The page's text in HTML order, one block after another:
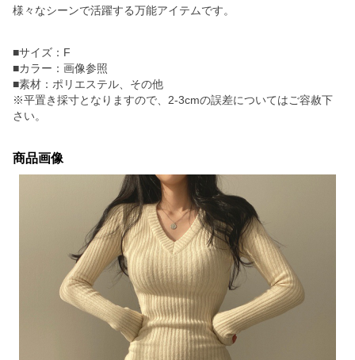
様々なシーンで活躍する万能アイテムです。
■サイズ：F
■カラー：画像参照
■素材：ポリエステル、その他
※平置き採寸となりますので、2-3cmの誤差についてはご容赦下
さい。
商品画像